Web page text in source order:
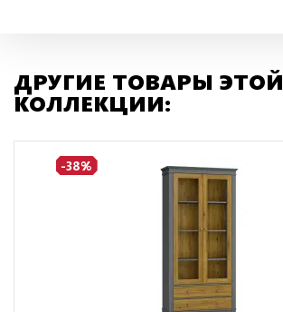
ДРУГИЕ ТОВАРЫ ЭТОЙ
КОЛЛЕКЦИИ:
-38%